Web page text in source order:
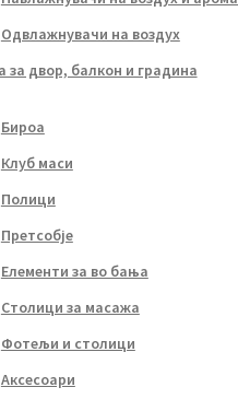
Одвлажнувачи на воздух
за двор, балкон и градина
Бироа
Клуб маси
Полици
Претсобје
Елементи за во бања
Столици за масажа
Фотељи и столици
Аксесоари